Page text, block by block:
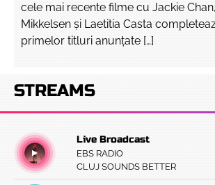
cele mai recente filme cu Jackie
Mikkelsen și Laetitia Casta
primelor titluri anunțate […]
STREAMS
Live Broadcast
EBS RADIO
CLUJ SOUNDS BETTER